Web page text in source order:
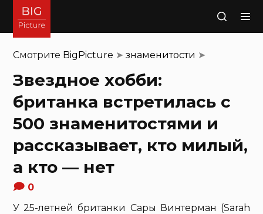
Поиск
Смотрите BigPicture ➤знаменитости ➤
Звездное хобби:
британка встретилась с
500 знаменитостями и
рассказывает, кто милый,
а кто — нет
0
У 25-летней британки Сары Винтерман (Sarah